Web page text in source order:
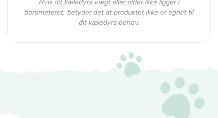
Hvis dit kæledyrs vægt eller alder ikke ligger i
barometeret, betyder det at produktet ikke er egnet til
dit kæledyrs behov.